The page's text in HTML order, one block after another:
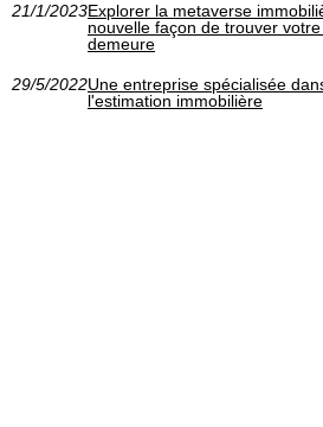
21/1/2023Explorer la metaverse
nouvelle façon de trouver
demeure
29/5/2022Une entreprise spécialisée
l'estimation immobilière